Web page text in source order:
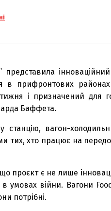
в прифронтових
і призначений для
Баффета.
станцію, вагон-
тих, хто працює на
проєкт є не лише
умовах війни. Вагони
потрібні.